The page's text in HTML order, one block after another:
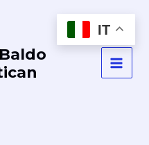
IT